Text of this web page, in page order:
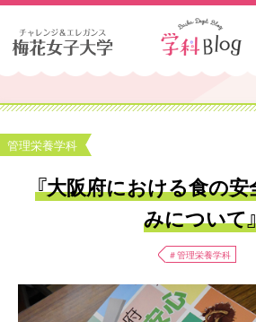
管理栄養学科
『大阪府における食の
みについて
＃管理栄養学科